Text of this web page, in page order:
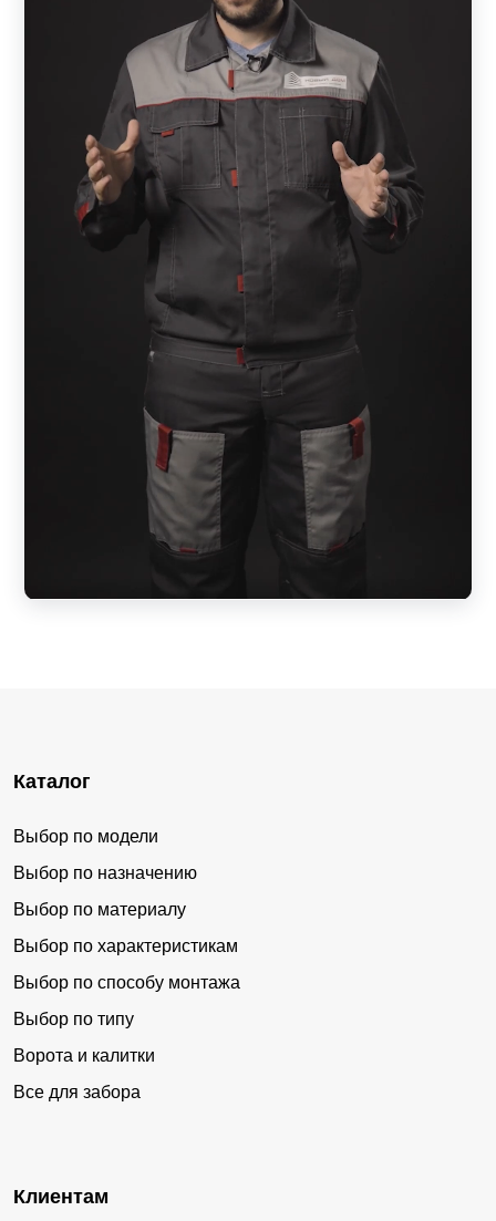
Каталог
Выбор по модели
Выбор по назначению
Выбор по материалу
Выбор по характеристикам
Выбор по способу монтажа
Выбор по типу
Ворота и калитки
Все для забора
Клиентам